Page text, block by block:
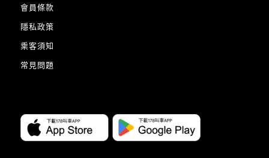
會員條款
隱私政策
乘客須知
常見問題